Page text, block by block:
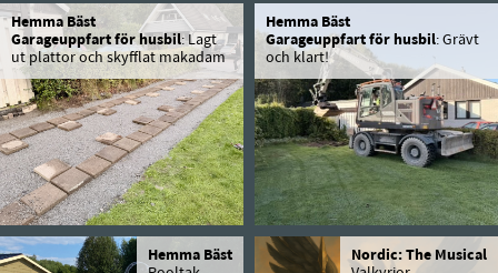
Hemma Bäst
Garageuppfart för husbil: Lagt
ut plattor och skyfflat makadam
Hemma Bäst
Garageuppfart för husbil: Grävt
och klart!
Hemma Bäst
Nordic: The Musical